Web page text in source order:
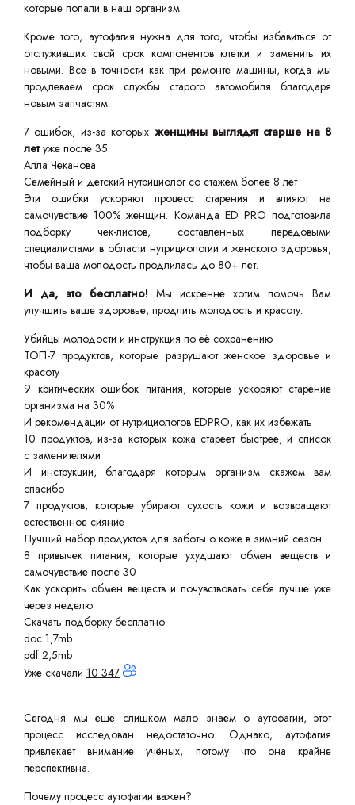
которые попали в наш организм.
Кроме того, аутофагия нужна для того, чтобы избавиться от
отслуживших свой срок компонентов клетки и заменить их
новыми. Всё в точности как при ремонте машины, когда мы
продлеваем срок службы старого автомобиля благодаря
новым запчастям.
7 ошибок, из-за которых женщины выглядят старше на 8
летуже после 35
Алла Чеканова
Семейный и детский нутрициолог со стажем более 8 лет
Эти ошибки ускоряют процесс старения и влияют на
самочувствие 100% женщин. Команда ED PRO подготовила
подборку чек-листов, составленных передовыми
специалистами в области нутрициологии и женского здоровья,
чтобы ваша молодость продлилась до 80+ лет.
И да, это бесплатно! Мы искренне хотим помочь Вам
улучшить ваше здоровье, продлить молодость и красоту.
Убийцы молодости и инструкция по её сохранению
ТОП-7 продуктов, которые разрушают женское здоровье и
красоту
9 критических ошибок питания, которые ускоряют старение
организма на 30%
И рекомендации от нутрициологов EDPRO, как их избежать
10 продуктов, из-за которых кожа стареет быстрее, и список
с заменителями
И инструкции, благодаря которым организм скажем вам
спасибо
7 продуктов, которые убирают сухость кожи и возвращают
естественное сияние
Лучший набор продуктов для заботы о коже в зимний сезон
8 привычек питания, которые ухудшают обмен веществ и
самочувствие после 30
Как ускорить обмен веществ и почувствовать себя лучше уже
через неделю
Скачать подборку бесплатно
doc 1,7mb
pdf 2,5mb
Уже скачали 10 347
Сегодня мы ещё слишком мало знаем о аутофагии, этот
процесс исследован недостаточно. Однако, аутофагия
привлекает внимание учёных, потому что она крайне
перспективна.
Почему процесс аутофагии важен?